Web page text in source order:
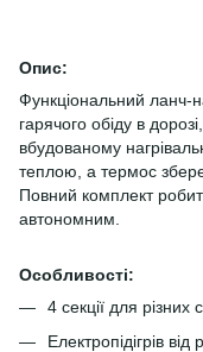
Опис:
Функціональний ланч-
гарячого обіду в
вбудованому
теплою, а термос
Повний комплект
автономним.
Особливості:
4 секції для різних
Електропідігрів